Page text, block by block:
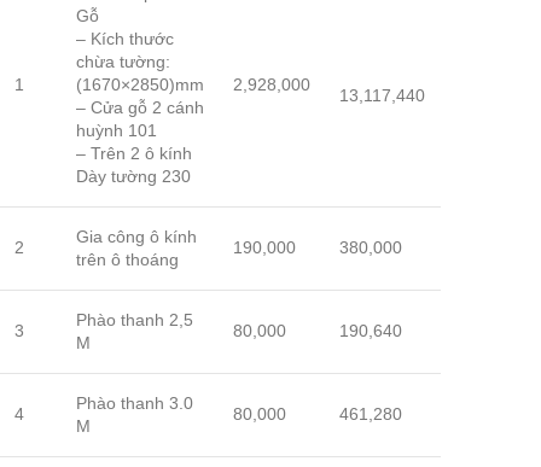
1
Gỗ
– Kích thước
chừa tường:
(1670×2850)mm
– Cửa gỗ 2 cánh
huỳnh 101
– Trên 2 ô kính
Dày tường 230
2,928,000
13,117,440
2
Gia công ô kính
trên ô thoáng
190,000 380,000
3
Phào thanh 2,5
M
80,000 190,640
4
Phào thanh 3.0
M
80,000 461,280